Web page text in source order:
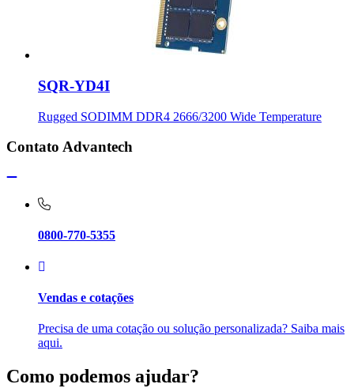
SQR-YD4I
Rugged SODIMM DDR4 2666/3200 Wide Temperature
Contato Advantech
0800-770-5355
Vendas e cotações
Precisa de uma cotação ou solução personalizada? Saiba mais
aqui.
Como podemos ajudar?